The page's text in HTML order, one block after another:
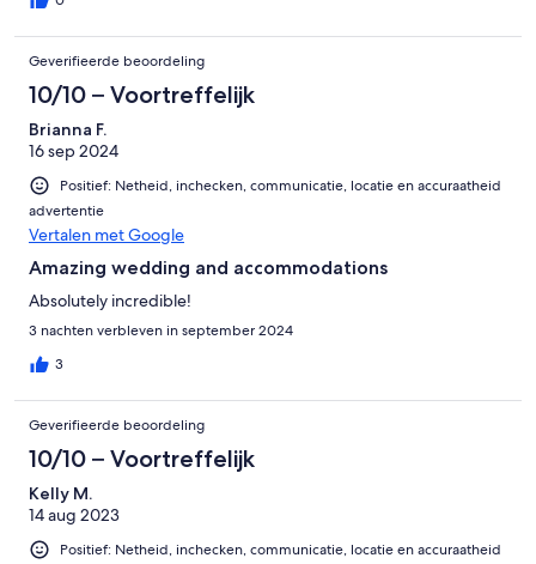
Geverifieerde beoordeling
10/10 – Voortreffelijk
Brianna F.
16 sep 2024
Positief: Netheid, inchecken, communicatie, locatie en accuraatheid
advertentie
Vertalen met Google
Amazing wedding and accommodations
Absolutely incredible!
3 nachten verbleven in september 2024
3
Geverifieerde beoordeling
10/10 – Voortreffelijk
Kelly M.
14 aug 2023
Positief: Netheid, inchecken, communicatie, locatie en accuraatheid